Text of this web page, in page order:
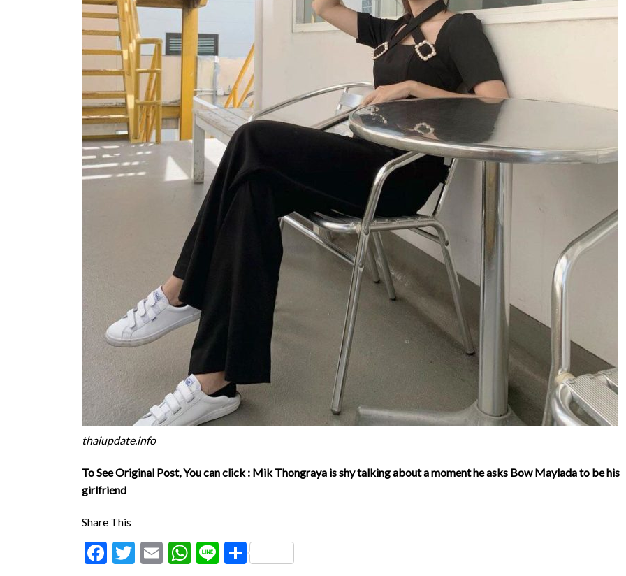
thaiupdate.info
To See Original Post, You can click : Mik Thongraya is shy talking about a moment he asks Bow Maylada to be his
girlfriend
Share This
Facebook
Twitter
EmailWhatsApp
LineShare